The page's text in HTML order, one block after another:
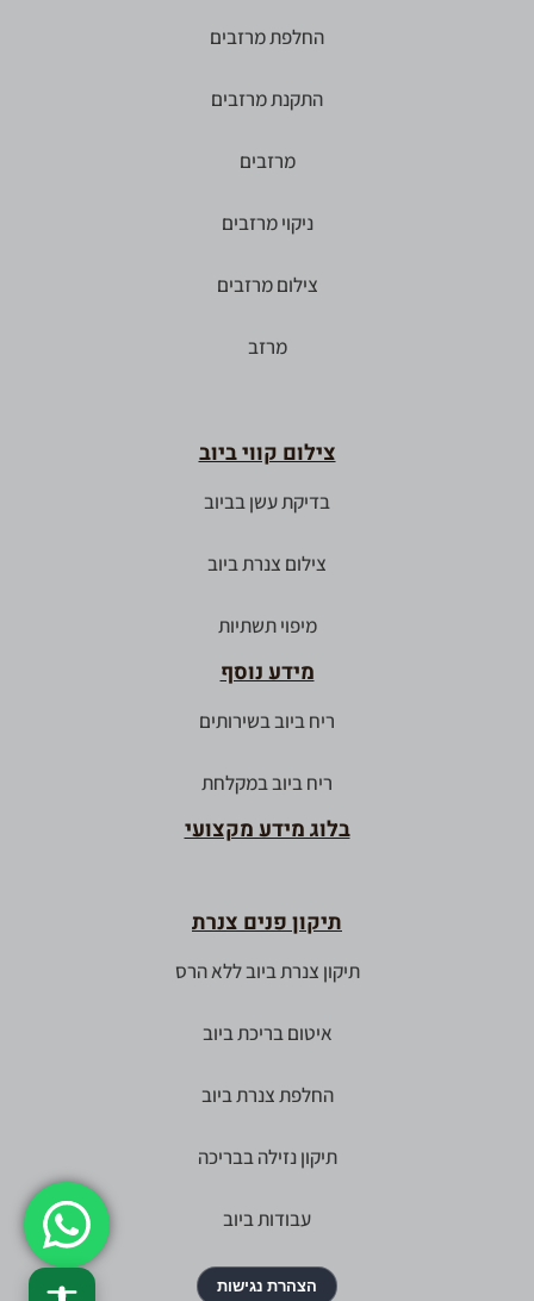
החלפת מרזבים
התקנת מרזבים
מרזבים
ניקוי מרזבים
צילום מרזבים
מרזב
צילום קווי ביוב
בדיקת עשן בביוב
צילום צנרת ביוב
מיפוי תשתיות
מידע נוסף
ריח ביוב בשירותים
ריח ביוב במקלחת
בלוג מידע מקצועי
תיקון פנים צנרת
תיקון צנרת ביוב ללא הרס
איטום בריכת ביוב
החלפת צנרת ביוב
תיקון נזילה בבריכה
עבודות ביוב
הצהרת נגישות